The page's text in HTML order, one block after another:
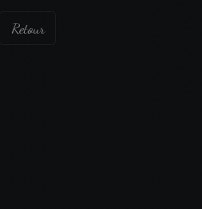
Retour